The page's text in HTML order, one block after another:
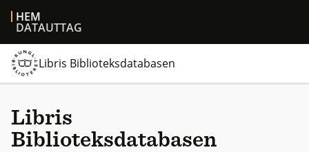
HEM
DATAUTTAG
Libris Biblioteksdatabasen
Libris
Biblioteksdatabasen